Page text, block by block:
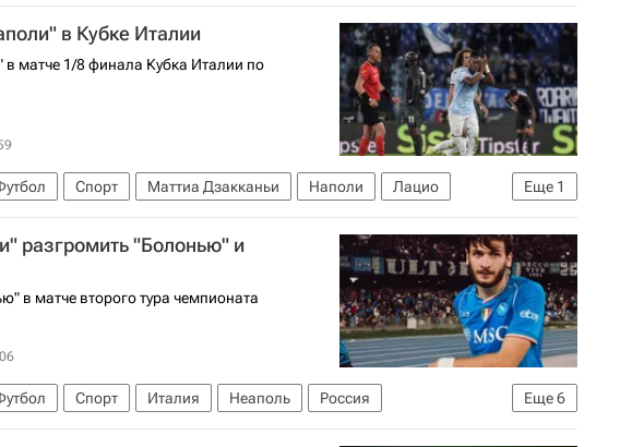
Италии по футболу)
Трансферы в Серии А
в Кубке Италии
матче 1/8 финала Кубка Италии по
Еще 1
Спорт Маттиа Дзакканьи Наполи
Лацио
разгромить "Болонью" и
в матче второго тура чемпионата
Еще6
Спорт Италия Неаполь
Россия
Ди Лоренцо Наполи Болонья
Рома